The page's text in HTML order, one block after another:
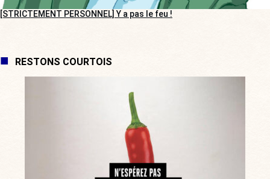
[STRICTEMENT PERSONNEL] Y a pas le feu !
RESTONS COURTOIS